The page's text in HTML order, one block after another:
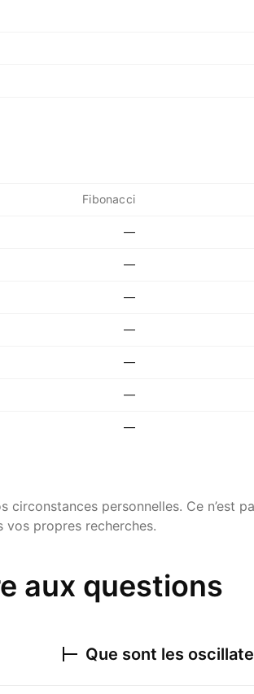
Fibonacci
—
—
—
—
—
—
—
personnelles. Ce n’est
vos propres recherches.
aux questions
Que sont les